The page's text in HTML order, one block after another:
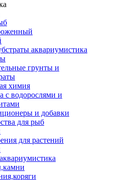
аквариумистика
грунты и
химия
с водорослями и
и добавки
для рыб
для растений